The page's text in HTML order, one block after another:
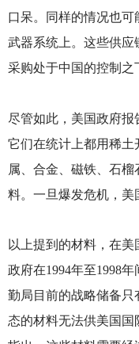
口呆。同样的情况也
武器系统上。这些供
采购处于中国的控制之
尽管如此，美国政府
它们在统计上都用稀
属、合金、磁铁、石
料。一旦爆发危机，美
以上提到的材料，在
政府在1994年至1998
勤局目前的战略储备
态的材料无法供美国